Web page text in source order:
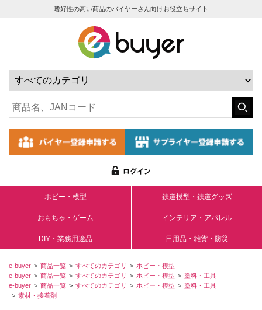
嗜好性の高い商品のバイヤーさん向けお役立ちサイト
ホビー・模型 鉄道模型・鉄道グッズ
おもちゃ・ゲーム インテリア・アパレル
DIY・業務用途品 日用品・雑貨・防災
e-buyer 商品一覧 すべてのカテゴリ
ホビー・模型
e-buyer
商品一覧 すべてのカテゴリ ホビー・模型
塗料・工具
e-buyer
商品一覧 すべてのカテゴリ ホビー・模型
塗料・工具
素材・接着剤